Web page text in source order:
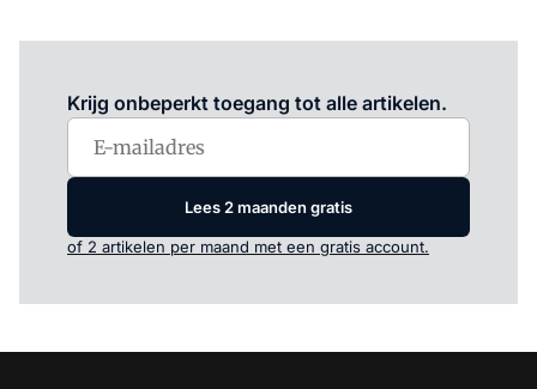
Krijg onbeperkt toegang tot alle artikelen.
Lees 2 maanden gratis
of 2 artikelen per maand met een gratis account.